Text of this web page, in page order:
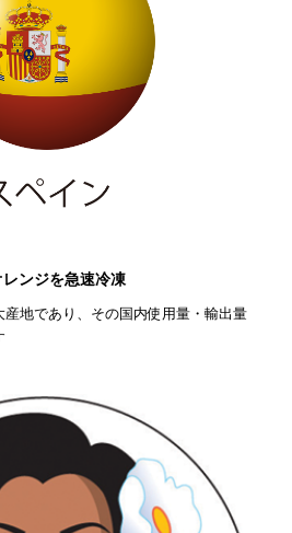
ンジを急速冷凍
地であり、その国内使用量・輸出量